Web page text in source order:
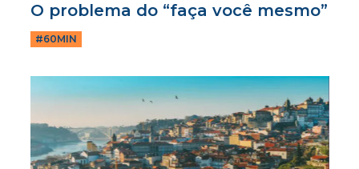
O problema do “faça você mesmo”
#60MIN